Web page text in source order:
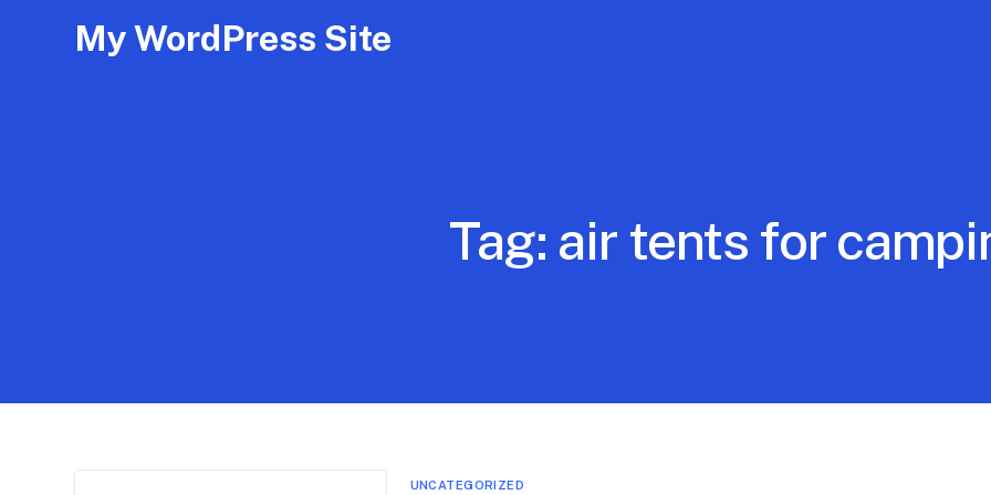
My WordPress Site
Tag: air tents for
UNCATEGORIZED